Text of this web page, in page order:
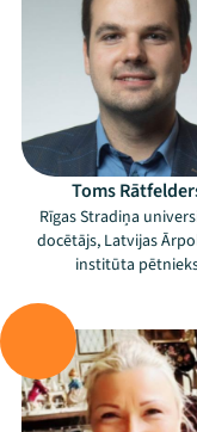
Toms
Rīgas Stradiņa
docētājs, Latvijas
institūta